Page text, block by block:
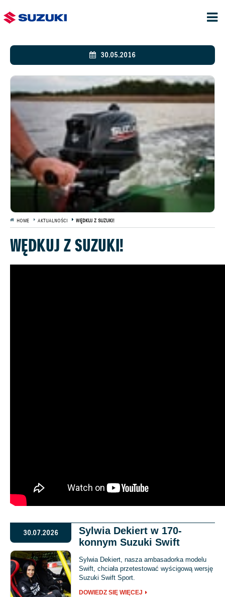
30.05.2016
HOME AKTUALNOŚCI WĘDKUJ Z SUZUKI!
WĘDKUJ Z SUZUKI!
30.07.2026
Sylwia Dekiert w 170-
konnym Suzuki Swift
Sylwia Dekiert, nasza ambasadorka modelu
Swift, chciała przetestować wyścigową wersję
Suzuki Swift Sport.
DOWIEDZ SIĘ WIĘCEJ